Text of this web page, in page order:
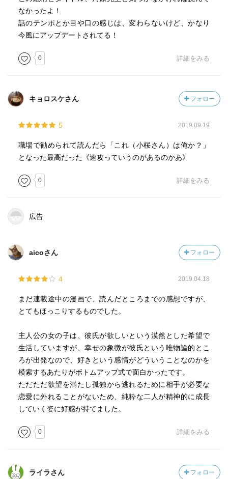
なかったよ！
話のテンポとか目や口の感じは、変わらないけど、かなり
今風にアップデートされてる！
0 詳細をみる
キョロスケさん フォロー
5 2019.09.19
職場で勧められて読んだら「これ（小桜さん）は俺か？」
となった最高だった《速攻っていうのがあるのかあ》
0 詳細をみる
広告
aicoさん フォロー
4 2019.04.18
まだ連載途中の漫画で、読んだところまでの感想ですが、
とてもほっこりするものでした。
主人公の女の子は、彼氏が欲しいという漠然とした希望で
生活していますが、幸せの象徴が彼氏という唯物論的とこ
ろが出発なので、好きという感情がどういうことなのかを
模索するあたりがボトムアップ式で面白かったです。
ただただ欲望を満たし孤独から逃れるために相手が必要な
恋愛に外れることがないため、純粋な二人が精神的に成長
していく姿に好感が持てました。
0 詳細をみる
ライラさん フォロー